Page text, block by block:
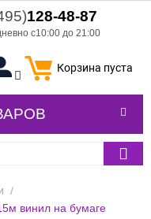
128-48-87
с10:00 до 21:00
Корзина пуста
/
винил на бумаге